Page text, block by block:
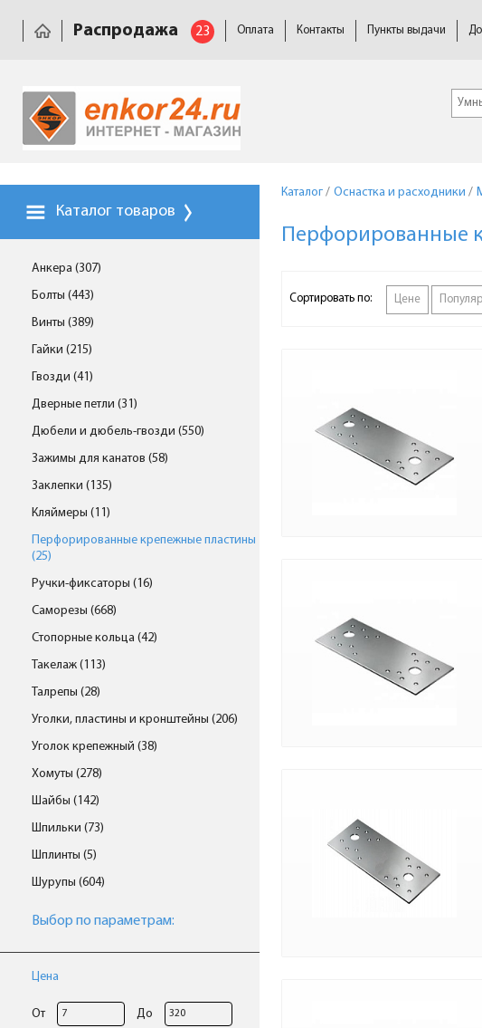
Распродажа 23 Оплата Контакты Пункты выдачи
Каталог товаров
Анкера (307)
Болты (443)
Винты (389)
Гайки (215)
Гвозди (41)
Дверные петли (31)
Дюбели и дюбель-гвозди (550)
Зажимы для канатов (58)
Заклепки (135)
Кляймеры (11)
Перфорированные крепежные пластины
(25)
Ручки-фиксаторы (16)
Саморезы (668)
Стопорные кольца (42)
Такелаж (113)
Талрепы (28)
Уголки, пластины и кронштейны (206)
Уголок крепежный (38)
Хомуты (278)
Шайбы (142)
Шпильки (73)
Шплинты (5)
Шурупы (604)
Выбор по параметрам:
Цена
От До
Каталог / Оснастка и расходники /
Перфорированные
Сортировать по: Цене